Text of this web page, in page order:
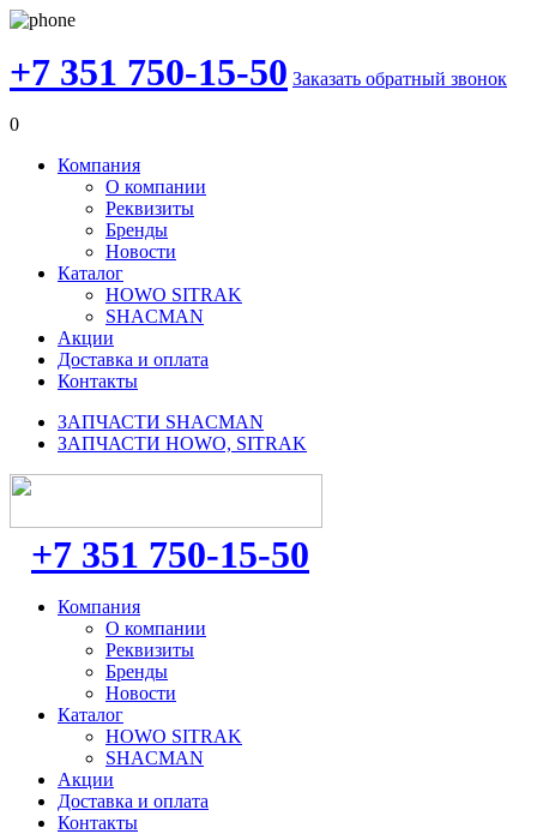
+7 351 750-15-50 Заказать обратный звонок
0
Компания
О компании
Реквизиты
Бренды
Новости
Каталог
HOWO SITRAK
SHACMAN
Акции
Доставка и оплата
Контакты
ЗАПЧАСТИ SHACMAN
ЗАПЧАСТИ HOWO, SITRAK
+7 351 750-15-50
Компания
О компании
Реквизиты
Бренды
Новости
Каталог
HOWO SITRAK
SHACMAN
Акции
Доставка и оплата
Контакты